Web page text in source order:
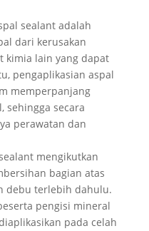
sealant adalah
dari kerusakan
kimia lain yang dapat
pengaplikasian aspal
memperpanjang
sehingga secara
perawatan dan
mengikutkan
bagian atas
debu terlebih dahulu.
pengisi mineral
pada celah